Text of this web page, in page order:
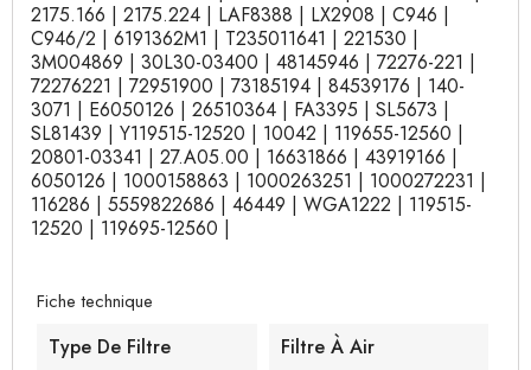
2175.166 | 2175.224 | LAF8388 | LX2908 | C946 |
C946/2 | 6191362M1 | T235011641 | 221530 |
3M004869 | 30L30-03400 | 48145946 | 72276-221 |
72276221 | 72951900 | 73185194 | 84539176 | 140-
3071 | E6050126 | 26510364 | FA3395 | SL5673 |
SL81439 | Y119515-12520 | 10042 | 119655-12560 |
20801-03341 | 27.A05.00 | 16631866 | 43919166 |
6050126 | 1000158863 | 1000263251 | 1000272231 |
116286 | 5559822686 | 46449 | WGA1222 | 119515-
12520 | 119695-12560 |
Fiche technique
Type De Filtre Filtre À Air